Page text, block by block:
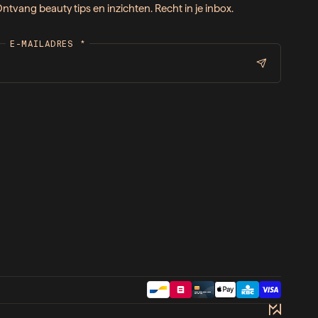
beauty tips en inzichten. Recht in je inbox.
E-MAILADRES *